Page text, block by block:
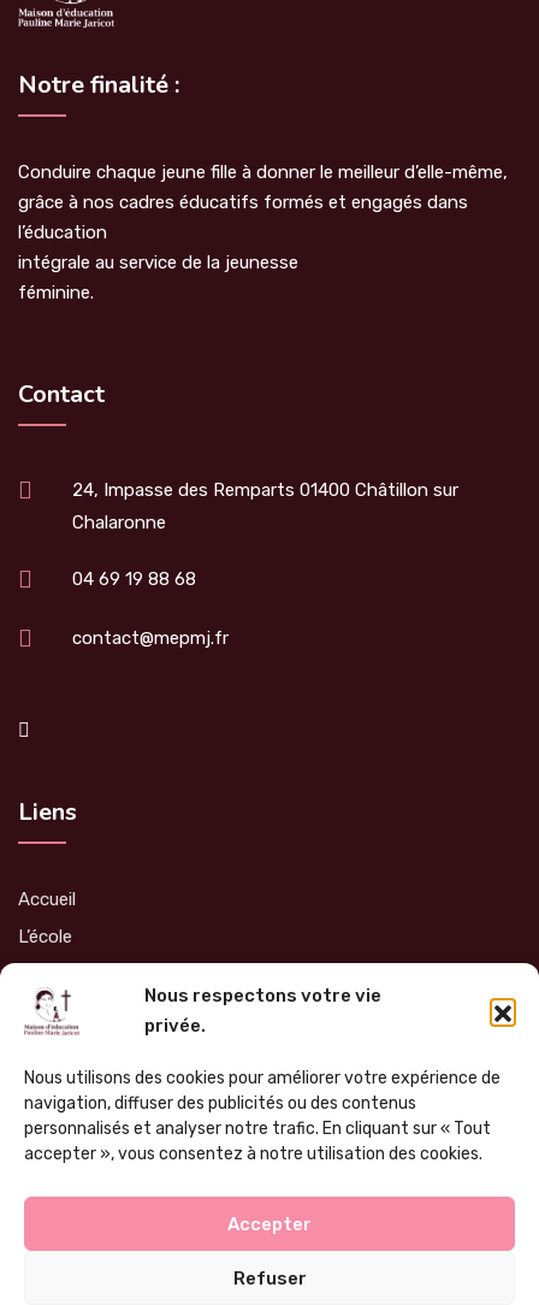
Nous respectons votre vie
privée.
Nous utilisons des cookies pour améliorer votre expérience de
navigation, diffuser des publicités ou des contenus
personnalisés et analyser notre trafic. En cliquant sur « Tout
accepter », vous consentez à notre utilisation des cookies.
Accepter
Refuser
Notre finalité :
Conduire chaque jeune fille à donner le meilleur d’elle-même,
grâce à nos cadres éducatifs formés et engagés dans
l’éducation
intégrale au service de la jeunesse
féminine.
Contact
24, Impasse des Remparts 01400 Châtillon sur
Chalaronne
04 69 19 88 68
contact@mepmj.fr
Liens
Accueil
L’école
Soutien
Nous contacter
JCOM, Agence de communication
Politique de confidentialité